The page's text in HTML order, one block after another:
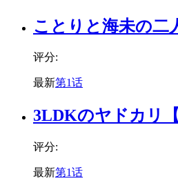
ことりと海未の二
评分:
最新第1话
3LDKのヤドカリ
评分:
最新第1话